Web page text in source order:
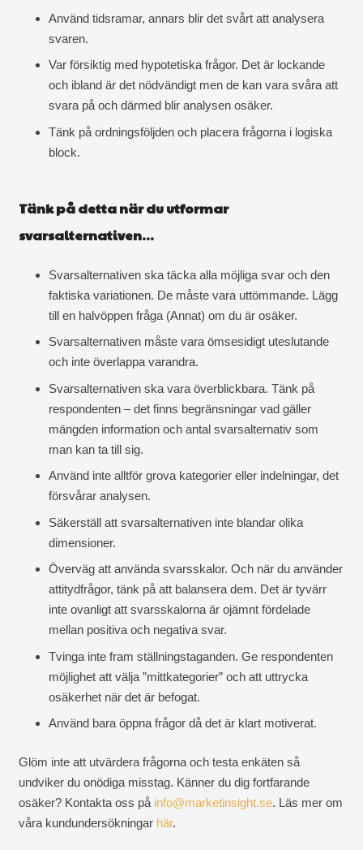
Använd tidsramar, annars blir det svårt att analysera
svaren.
Var försiktig med hypotetiska frågor. Det är lockande
och ibland är det nödvändigt men de kan vara svåra att
svara på och därmed blir analysen osäker.
Tänk på ordningsföljden och placera frågorna i logiska
block.
Tänk på detta när du utformar
svarsalternativen…
Svarsalternativen ska täcka alla möjliga svar och den
faktiska variationen. De måste vara uttömmande. Lägg
till en halvöppen fråga (Annat) om du är osäker.
Svarsalternativen måste vara ömsesidigt uteslutande
och inte överlappa varandra.
Svarsalternativen ska vara överblickbara. Tänk på
respondenten – det finns begränsningar vad gäller
mängden information och antal svarsalternativ som
man kan ta till sig.
Använd inte alltför grova kategorier eller indelningar, det
försvårar analysen.
Säkerställ att svarsalternativen inte blandar olika
dimensioner.
Överväg att använda svarsskalor. Och när du använder
attitydfrågor, tänk på att balansera dem. Det är tyvärr
inte ovanligt att svarsskalorna är ojämnt fördelade
mellan positiva och negativa svar.
Tvinga inte fram ställningstaganden. Ge respondenten
möjlighet att välja ”mittkategorier” och att uttrycka
osäkerhet när det är befogat.
Använd bara öppna frågor då det är klart motiverat.
Glöm inte att utvärdera frågorna och testa enkäten så
undviker du onödiga misstag. Känner du dig fortfarande
osäker? Kontakta oss på info@marketinsight.se. Läs mer om
våra kundundersökningar här.